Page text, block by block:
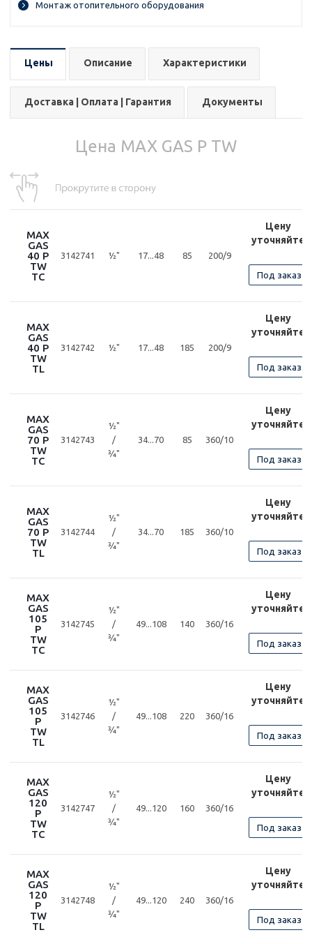
Монтаж отопительного оборудования
Цены Описание Характеристики
Доставка | Оплата | Гарантия Документы
Цена MAX GAS P TW
MAX
GAS
40 P
TW
TC
3142741 ½" 17...48 85 200/9
Цену
уточняйте
Под заказ
MAX
GAS
40 P
TW
TL
3142742 ½" 17...48 185 200/9
Цену
уточняйте
Под заказ
MAX
GAS
70 P
TW
TC
3142743
½"
/
¾"
34...70 85 360/10
Цену
уточняйте
Под заказ
MAX
GAS
70 P
TW
TL
3142744
½"
/
¾"
34...70 185 360/10
Цену
уточняйте
Под заказ
MAX
GAS
105
P
TW
TC
3142745
½"
/
¾"
49...108 140 360/16
Цену
уточняйте
Под заказ
MAX
GAS
105
P
TW
TL
3142746
½"
/
¾"
49...108 220 360/16
Цену
уточняйте
Под заказ
MAX
GAS
120
P
TW
TC
3142747
½"
/
¾"
49...120 160 360/16
Цену
уточняйте
Под заказ
MAX
GAS
120
P
TW
TL
3142748
½"
/
¾"
49...120 240 360/16
Цену
уточняйте
Под заказ